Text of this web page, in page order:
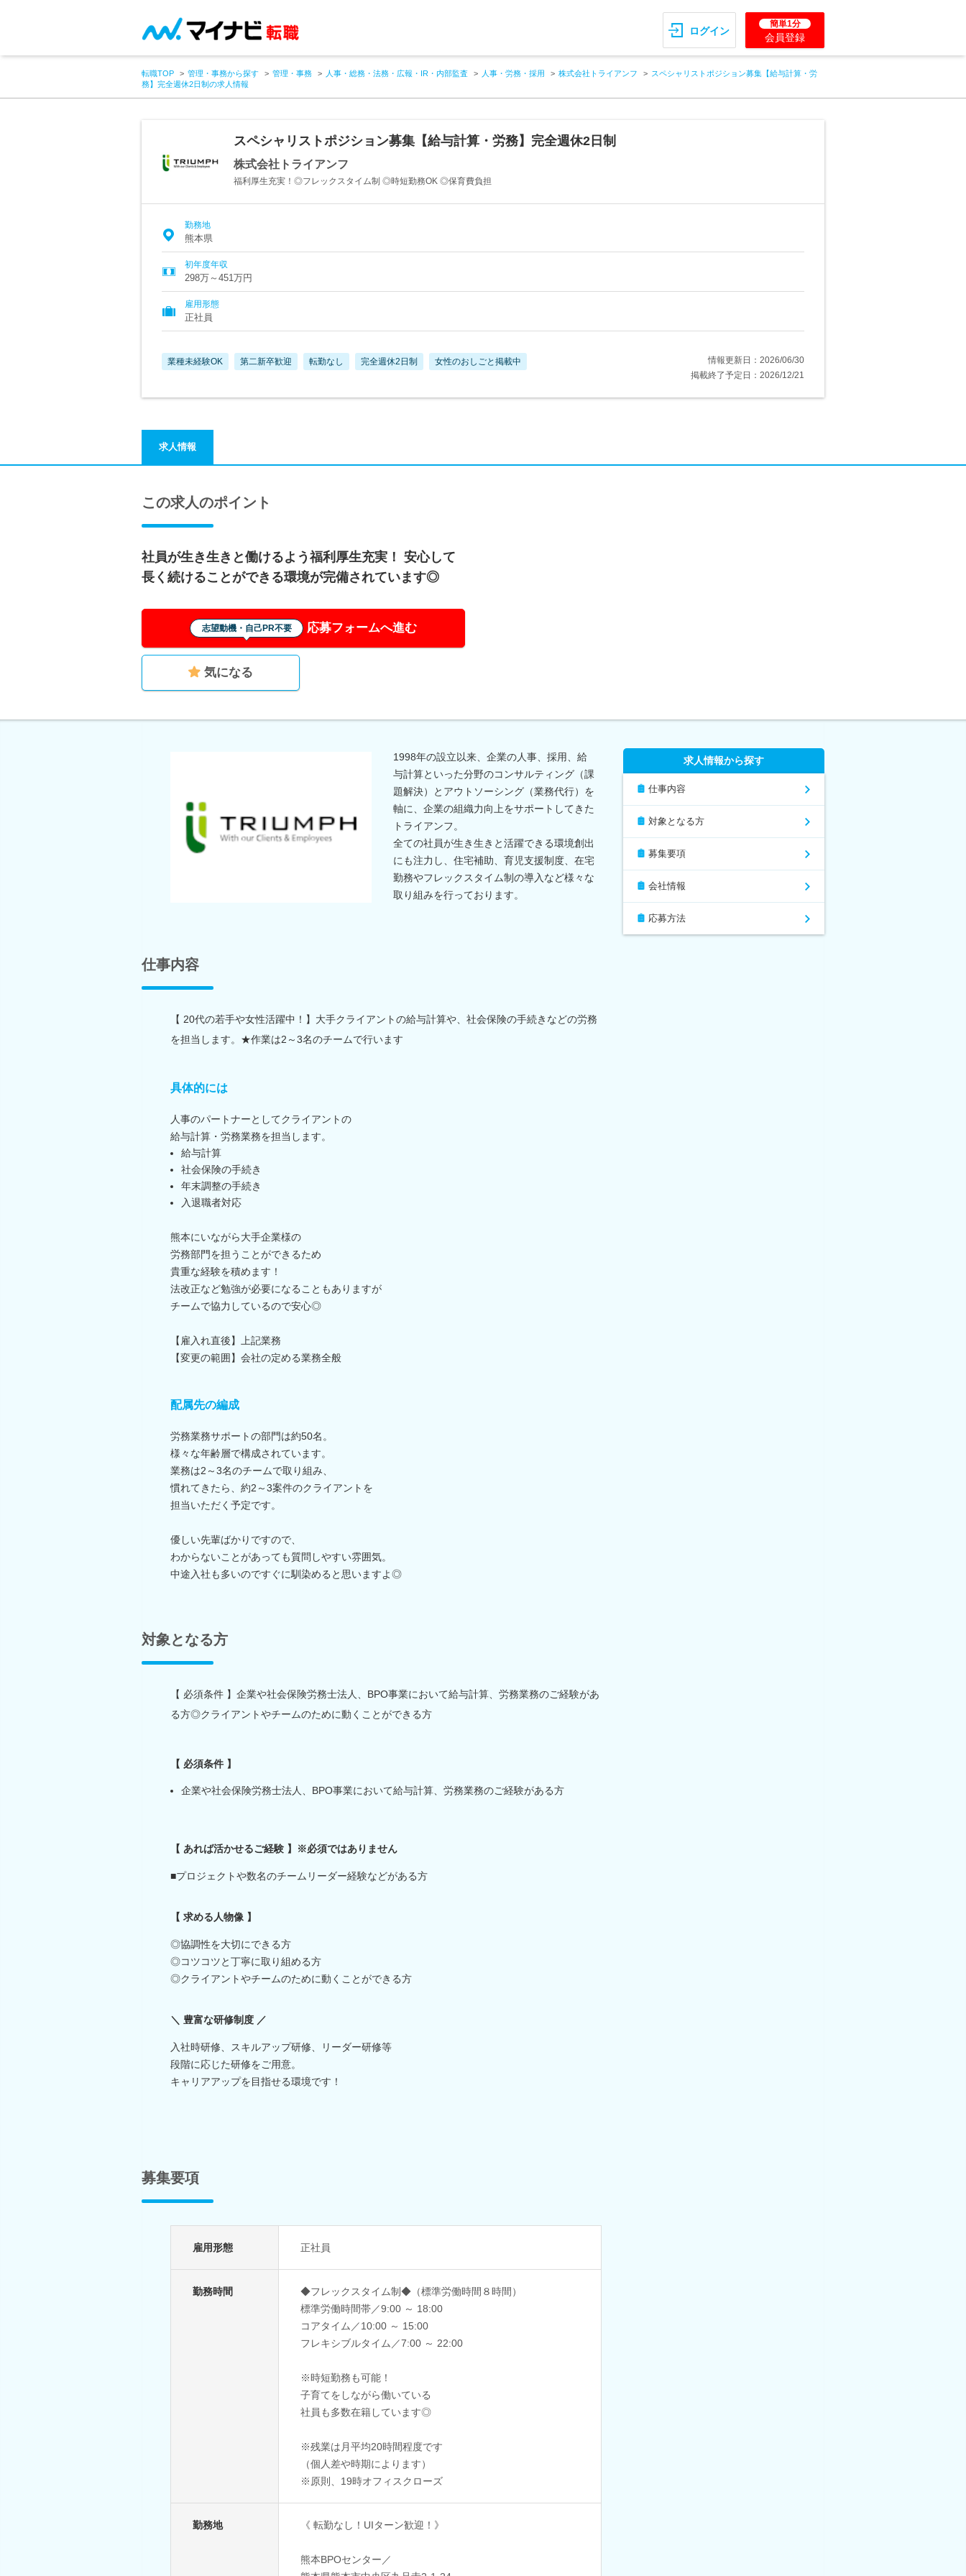
ログイン
簡単1分
会員登録
転職TOP 管理・事務から探す 管理・事務 人事・総務・法務・広報・IR・内部監査 人事・労務・採用 株式会社トライアンフ
スペシャリストポジション募集【給与計算・労
務】完全週休2日制の求人情報
スペシャリストポジション募集【給与計算・労務】完全週休2日制
株式会社トライアンフ
福利厚生充実！◎フレックスタイム制 ◎時短勤務OK ◎保育費負担
勤務地
熊本県
初年度年収
298万～451万円
雇用形態
正社員
業種未経験OK 第二新卒歓迎 転勤なし 完全週休2日制 女性のおしごと掲載中
情報更新日：2026/06/30
掲載終了予定日：2026/12/21
求人情報
この求人のポイント
社員が生き生きと働けるよう福利厚生充実！ 安心して
長く続けることができる環境が完備されています◎
志望動機・自己PR不要 応募フォームへ進む
気になる
1998年の設立以来、企業の人事、採用、給
与計算といった分野のコンサルティング（課
題解決）とアウトソーシング（業務代行）を
軸に、企業の組織力向上をサポートしてきた
トライアンフ。
全ての社員が生き生きと活躍できる環境創出
にも注力し、住宅補助、育児支援制度、在宅
勤務やフレックスタイム制の導入など様々な
取り組みを行っております。
仕事内容
【 20代の若手や女性活躍中！】大手クライアントの給与計算や、社会保険の手続きなどの労務
を担当します。★作業は2～3名のチームで行います
具体的には
人事のパートナーとしてクライアントの
給与計算・労務業務を担当します。
給与計算
社会保険の手続き
年末調整の手続き
入退職者対応
熊本にいながら大手企業様の
労務部門を担うことができるため
貴重な経験を積めます！
法改正など勉強が必要になることもありますが
チームで協力しているので安心◎
【雇入れ直後】上記業務
【変更の範囲】会社の定める業務全般
配属先の編成
労務業務サポートの部門は約50名。
様々な年齢層で構成されています。
業務は2～3名のチームで取り組み、
慣れてきたら、約2～3案件のクライアントを
担当いただく予定です。
優しい先輩ばかりですので、
わからないことがあっても質問しやすい雰囲気。
中途入社も多いのですぐに馴染めると思いますよ◎
対象となる方
【 必須条件 】企業や社会保険労務士法人、BPO事業において給与計算、労務業務のご経験があ
る方◎クライアントやチームのために動くことができる方
【 必須条件 】
企業や社会保険労務士法人、BPO事業において給与計算、労務業務のご経験がある方
【 あれば活かせるご経験 】※必須ではありません
■プロジェクトや数名のチームリーダー経験などがある方
【 求める人物像 】
◎協調性を大切にできる方
◎コツコツと丁寧に取り組める方
◎クライアントやチームのために動くことができる方
＼ 豊富な研修制度 ／
入社時研修、スキルアップ研修、リーダー研修等
段階に応じた研修をご用意。
キャリアアップを目指せる環境です！
募集要項
雇用形態 正社員
勤務時間
◆フレックスタイム制◆（標準労働時間８時間）
標準労働時間帯／9:00 ～ 18:00
コアタイム／10:00 ～ 15:00
フレキシブルタイム／7:00 ～ 22:00
※時短勤務も可能！
子育てをしながら働いている
社員も多数在籍しています◎
※残業は月平均20時間程度です
（個人差や時期によります）
※原則、19時オフィスクローズ
勤務地 《 転勤なし！UIターン歓迎！》
熊本BPOセンター／
求人情報から探す
仕事内容
対象となる方
募集要項
会社情報
応募方法